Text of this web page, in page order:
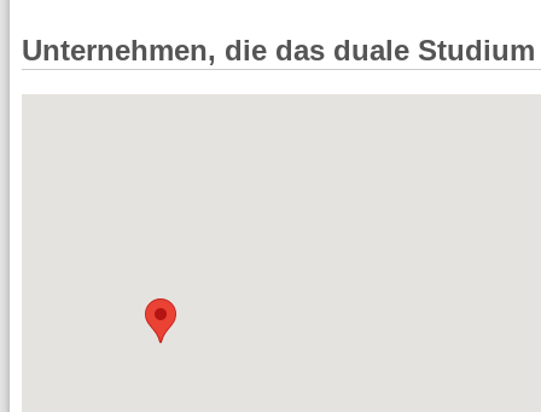
Unternehmen, die das duale